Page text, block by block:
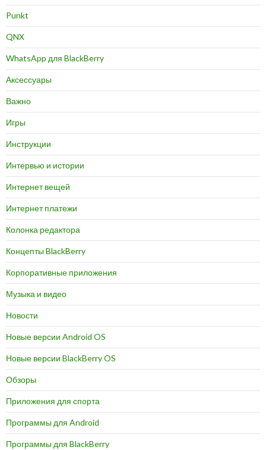
Punkt
QNX
WhatsApp для BlackBerry
Аксессуары
Важно
Игры
Инструкции
Интервью и истории
Интернет вещей
Интернет платежи
Колонка редактора
Концепты BlackBerry
Корпоративные приложения
Музыка и видео
Новости
Новые версии Android OS
Новые версии BlackBerry OS
Обзоры
Приложения для спорта
Программы для Android
Программы для BlackBerry